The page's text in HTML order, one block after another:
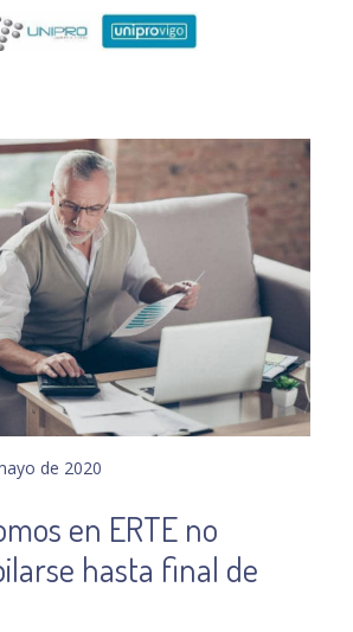
de 2020
en ERTE no
hasta final de